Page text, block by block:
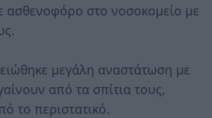
ασθενοφόρο στο νοσοκομείο με
μεγάλη αναστάτωση με
από τα σπίτια τους,
το περιστατικό.